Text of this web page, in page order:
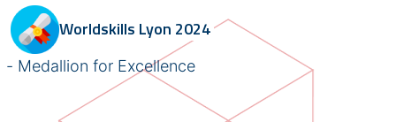
Worldskills Lyon 2024
Medallion for Excellence